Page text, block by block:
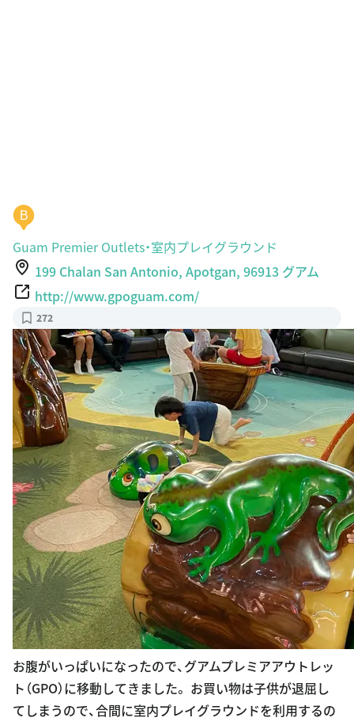
B
Guam Premier Outlets・室内プレイグラウンド
199 Chalan San Antonio, Apotgan, 96913 グアム
http://www.gpoguam.com/
272
お腹がいっぱいになったので、グアムプレミアアウトレッ
ト（GPO）に移動してきました。 お買い物は子供が退屈し
てしまうので、合間に室内プレイグラウンドを利用するの